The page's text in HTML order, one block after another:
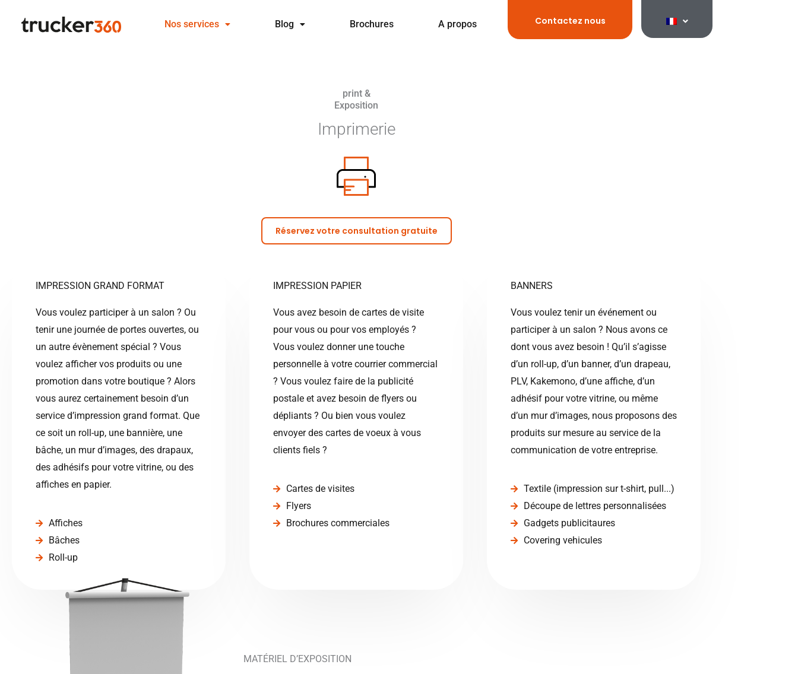
Nos services Blog Brochures A propos Contactez nous
print &
Exposition
Imprimerie
Réservez votre consultation gratuite
IMPRESSION GRAND FORMAT
Vous voulez participer à un salon ? Ou
tenir une journée de portes ouvertes, ou
un autre évènement spécial ? Vous
voulez afficher vos produits ou une
promotion dans votre boutique ? Alors
vous aurez certainement besoin d’un
service d’impression grand format. Que
ce soit un roll-up, une bannière, une
bâche, un mur d’images, des drapaux,
des adhésifs pour votre vitrine, ou des
affiches en papier.
Affiches
Bâches
Roll-up
IMPRESSION PAPIER
Vous avez besoin de cartes de visite
pour vous ou pour vos employés ?
Vous voulez donner une touche
personnelle à votre courrier commercial
? Vous voulez faire de la publicité
postale et avez besoin de flyers ou
dépliants ? Ou bien vous voulez
envoyer des cartes de voeux à vous
clients fiels ?
Cartes de visites
Flyers
Brochures commerciales
BANNERS
Vous voulez tenir un événement ou
participer à un salon ? Nous avons ce
dont vous avez besoin ! Qu’il s’agisse
d’un roll-up, d’un banner, d’un drapeau,
PLV, Kakemono, d’une affiche, d’un
adhésif pour votre vitrine, ou même
d’un mur d’images, nous proposons des
produits sur mesure au service de la
communication de votre entreprise.
Textile (impression sur t-shirt, pull...)
Découpe de lettres personnalisées
Gadgets publicitaures
Covering vehicules
MATÉRIEL D’EXPOSITION